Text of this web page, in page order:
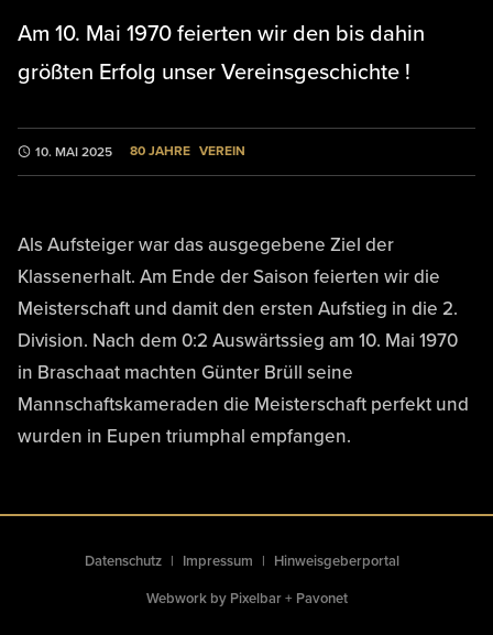
Am 10. Mai 1970 feierten wir den bis dahin
größten Erfolg unser Vereinsgeschichte !
10. MAI 2025 80 JAHRE VEREIN
Als Aufsteiger war das ausgegebene Ziel der
Klassenerhalt. Am Ende der Saison feierten wir die
Meisterschaft und damit den ersten Aufstieg in die 2.
Division. Nach dem 0:2 Auswärtssieg am 10. Mai 1970
in Braschaat machten Günter Brüll seine
Mannschaftskameraden die Meisterschaft perfekt und
wurden in Eupen triumphal empfangen.
Datenschutz Impressum Hinweisgeberportal
Webwork by Pixelbar+ Pavonet